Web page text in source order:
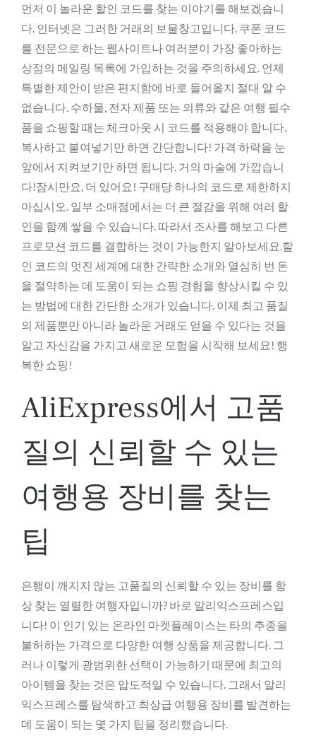
먼저 이 놀라운 할인 코드를 찾는 이야기를 해보겠습니
다. 인터넷은 그러한 거래의 보물창고입니다. 쿠폰 코드
를 전문으로 하는 웹사이트나 여러분이 가장 좋아하는
상점의 메일링 목록에 가입하는 것을 주의하세요. 언제
특별한 제안이 받은 편지함에 바로 들어올지 절대 알 수
없습니다. 수하물, 전자 제품 또는 의류와 같은 여행 필수
품을 쇼핑할 때는 체크아웃 시 코드를 적용해야 합니다.
복사하고 붙여넣기만 하면 간단합니다! 가격 하락을 눈
앞에서 지켜보기만 하면 됩니다. 거의 마술에 가깝습니
다!잠시만요, 더 있어요! 구매당 하나의 코드로 제한하지
마십시오. 일부 소매점에서는 더 큰 절감을 위해 여러 할
인을 함께 쌓을 수 있습니다. 따라서 조사를 해보고 다른
프로모션 코드를 결합하는 것이 가능한지 알아보세요.할
인 코드의 멋진 세계에 대한 간략한 소개와 열심히 번 돈
을 절약하는 데 도움이 되는 쇼핑 경험을 향상시킬 수 있
는 방법에 대한 간단한 소개가 있습니다. 이제 최고 품질
의 제품뿐만 아니라 놀라운 거래도 얻을 수 있다는 것을
알고 자신감을 가지고 새로운 모험을 시작해 보세요! 행
복한 쇼핑!
AliExpress에서 고품
질의 신뢰할 수 있는
여행용 장비를 찾는
팁
은행이 깨지지 않는 고품질의 신뢰할 수 있는 장비를 항
상 찾는 열렬한 여행자입니까? 바로 알리익스프레스입
니다! 이 인기 있는 온라인 마켓플레이스는 타의 추종을
불허하는 가격으로 다양한 여행 상품을 제공합니다. 그
러나 이렇게 광범위한 선택이 가능하기 때문에 최고의
아이템을 찾는 것은 압도적일 수 있습니다. 그래서 알리
익스프레스를 탐색하고 최상급 여행용 장비를 발견하는
데 도움이 되는 몇 가지 팁을 정리했습니다.